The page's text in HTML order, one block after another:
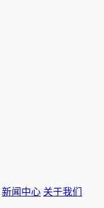
新闻中心 关于我们